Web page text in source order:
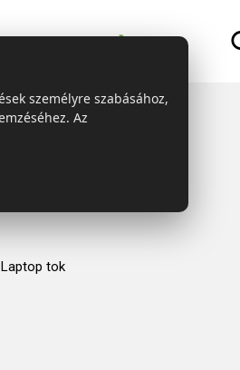
= Kedvező ár ESG
Laptop tok
személyre szabásához,
Az